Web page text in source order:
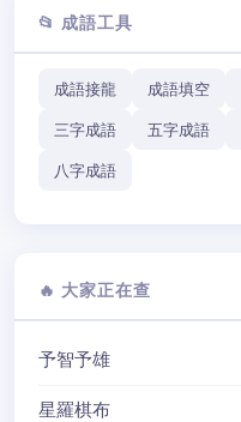
📂 成語工具
成語接龍 成語填空
三字成語 五字成語
八字成語
🔥 大家正在查
予智予雄
星羅棋布